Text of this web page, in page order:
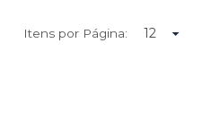
Itens por Página: